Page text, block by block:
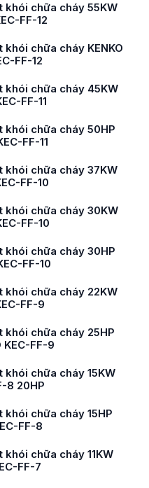
khói chữa cháy 55KW
FF-12
khói chữa cháy KENKO
FF-12
khói chữa cháy 45KW
FF-11
khói chữa cháy 50HP
FF-11
khói chữa cháy 37KW
FF-10
khói chữa cháy 30KW
FF-10
khói chữa cháy 30HP
FF-10
khói chữa cháy 22KW
FF-9
khói chữa cháy 25HP
KEC-FF-9
khói chữa cháy 15KW
8 20HP
khói chữa cháy 15HP
FF-8
khói chữa cháy 11KW
FF-7